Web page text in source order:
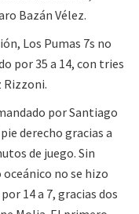
Bazán Vélez.
Los Pumas 7s no
por 35 a 14, con tries
Rizzoni.
por Santiago
derecho gracias a
de juego. Sin
no se hizo
14 a 7, gracias dos